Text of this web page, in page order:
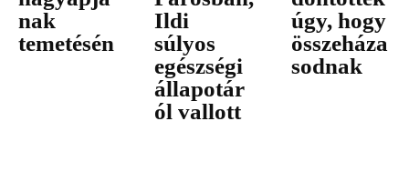
nak
temetésén
Ildi
súlyos
egészségi
állapotár
ól vallott
úgy, hogy
összeháza
sodnak